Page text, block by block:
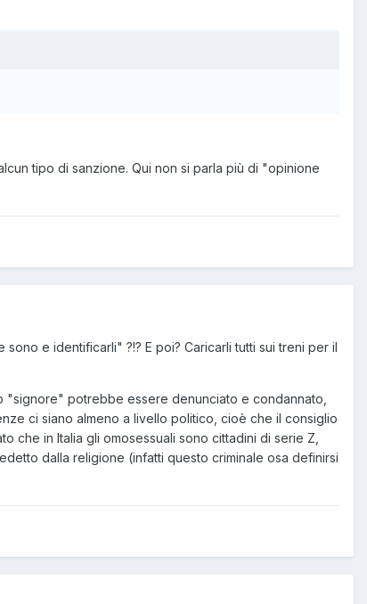
tipo di sanzione. Qui non si parla più di "opinione
e identificarli" ?!? E poi? Caricarli tutti sui treni per il
potrebbe essere denunciato e condannato,
ci siano almeno a livello politico, cioè che il consiglio
che in Italia gli omosessuali sono cittadini di serie Z,
dalla religione (infatti questo criminale osa definirsi